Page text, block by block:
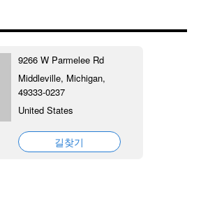
9266 W Parmelee Rd
Middleville, Michigan,
49333-0237
United States
길찾기